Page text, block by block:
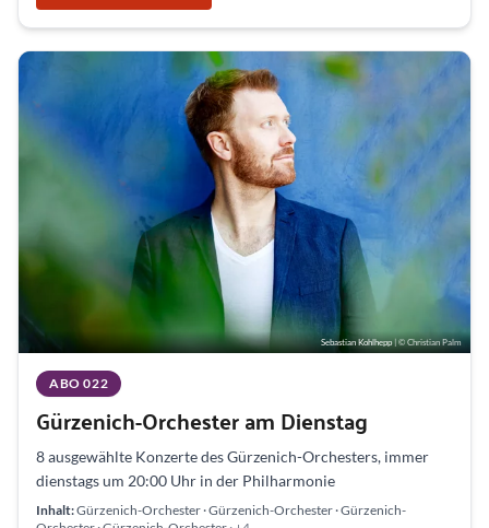
Sebastian Kohlhepp| © Christian Palm
ABO 022
Gürzenich-Orchester am Dienstag
8 ausgewählte Konzerte des Gürzenich-Orchesters, immer
dienstags um 20:00 Uhr in der Philharmonie
Inhalt:Gürzenich-Orchester · Gürzenich-Orchester · Gürzenich-